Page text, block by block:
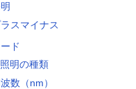
スマイナス
ド
明の種類
数（nm）